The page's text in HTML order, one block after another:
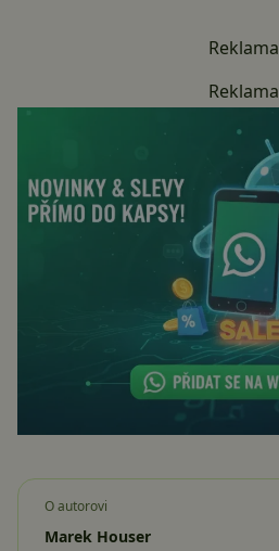
Reklama
Reklama
O autorovi
Marek Houser